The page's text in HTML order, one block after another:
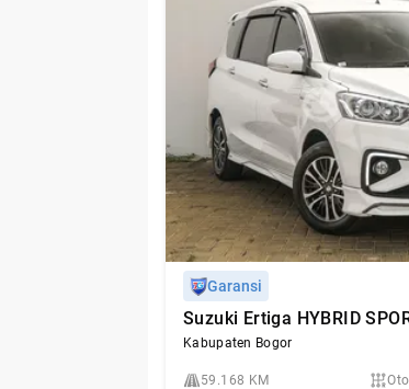
Garansi
Suzuki Ertiga HYBRID
Kabupaten Bogor
59.168 KM